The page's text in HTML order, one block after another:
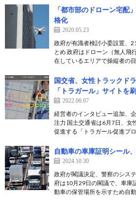
「都市部のドローン宅配
格化
2020.05.23
政府が有識者検討小委設置、
とめ 政府はドローン（無人飛
在しているエリアで操縦者の
国交省、女性トラックド
「トラガール」サイトを
2022.06.07
経営者のインタビュー追加、
注力 国土交通省は6月7日、女
促進する「トラガール促進プ
自動車の車庫証明シール
2024.10.30
政府が閣議決定、警察のシス
府は10月29日の閣議で、車庫
動車の保管場所を示すため自